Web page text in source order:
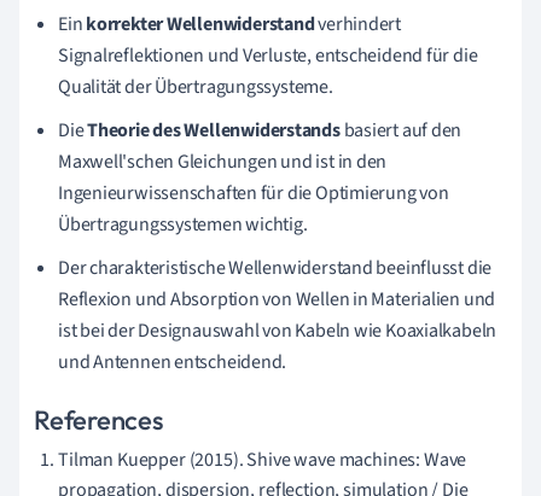
Einkorrekter Wellenwiderstandverhindert
Signalreflektionen und Verluste, entscheidend für die
Qualität der Übertragungssysteme.
DieTheorie des Wellenwiderstandsbasiert auf den
Maxwell'schen Gleichungen und ist in den
Ingenieurwissenschaften für die Optimierung von
Übertragungssystemen wichtig.
Der charakteristische Wellenwiderstand beeinflusst die
Reflexion und Absorption von Wellen in Materialien und
ist bei der Designauswahl von Kabeln wie Koaxialkabeln
und Antennen entscheidend.
References
Tilman Kuepper (2015). Shive wave machines: Wave
propagation, dispersion, reflection, simulation / Die